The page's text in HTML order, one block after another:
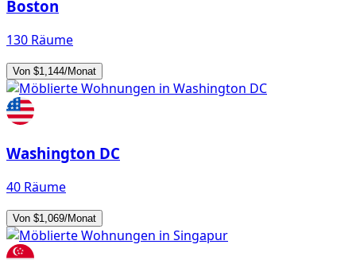
Boston
130 Räume
Von $1,144/Monat
Washington DC
40 Räume
Von $1,069/Monat